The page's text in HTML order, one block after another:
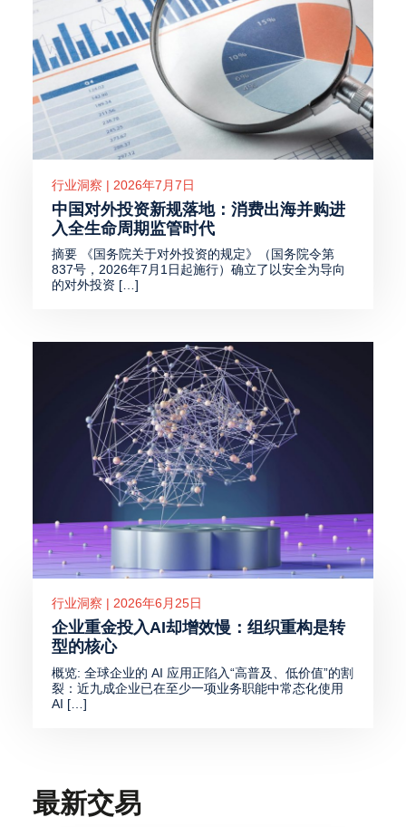
行业洞察 | 2026年7月7日
中国对外投资新规落地：消费出海并购进
入全生命周期监管时代
摘要 《国务院关于对外投资的规定》（国务院令第
837号，2026年7月1日起施行）确立了以安全为导向
的对外投资 […]
行业洞察 | 2026年6月25日
企业重金投入AI却增效慢：组织重构是转
型的核心
概览: 全球企业的 AI 应用正陷入“高普及、低价值”的割
裂：近九成企业已在至少一项业务职能中常态化使用
AI […]
最新交易